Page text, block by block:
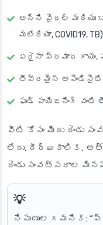
అన్ని వైరల్ మరియు
మలేరియా, COVID19, TB)
ఏదైనా ప్రమాద గాయం,
తీవ్రమైన
ఫుడ్ పాయిజనింగ్
వీటి కోసం మీరు రెండు
లేదు. దీర్ఘకాలిక,
రెండు సంవత్సరాల
నిపుణుల గమనిక :